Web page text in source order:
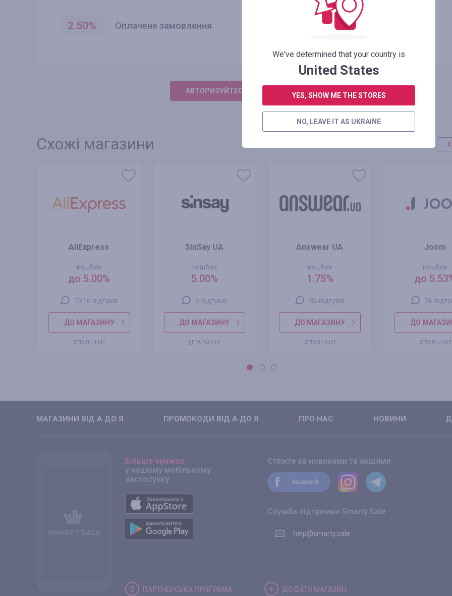
2.50% Оплачене замовлення
АВТОРИЗУЙТЕСЬ, ЩОБ ЗАЛИШИТИ ВІДГУК
Схожі магазини
AliExpress
кешбек
до 5.00%
2316 відгуків
ДО МАГАЗИНУ
ДЕТАЛЬНІШЕ
SinSay UA
кешбек
5.00%
5 відгуків
ДО МАГАЗИНУ
ДЕТАЛЬНІШЕ
Answear UA
кешбек
1.75%
36 відгуків
ДО МАГАЗИНУ
ДЕТАЛЬНІШЕ
Joom
кешбек
до
26
ДО
ДЕТАЛЬНІШЕ
МАГАЗИНИ ВIД А ДО Я ПРОМОКОДИ ВIД А ДО Я ПРО НАС НОВИНИ
Більше знижок
у нашому мобільному
застосунку
Стежте за новинами та акціями
facebook
Служба підтримки Smarty.Sale
help@smarty.sale
ПАРТНЕРСЬКА ПРОГРАМА ДОДАТИ МАГАЗИН
We've determined that your country is
United States
YES, SHOW ME THE STORES
NO, LEAVE IT AS UKRAINE